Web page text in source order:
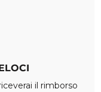
il rimborso